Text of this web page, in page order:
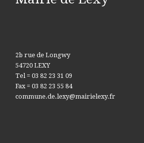
2b rue de Longwy
54720 LEXY
Tel = 03 82 23 31 09
Fax = 03 82 23 55 84
commune.de.lexy@mairielexy.fr